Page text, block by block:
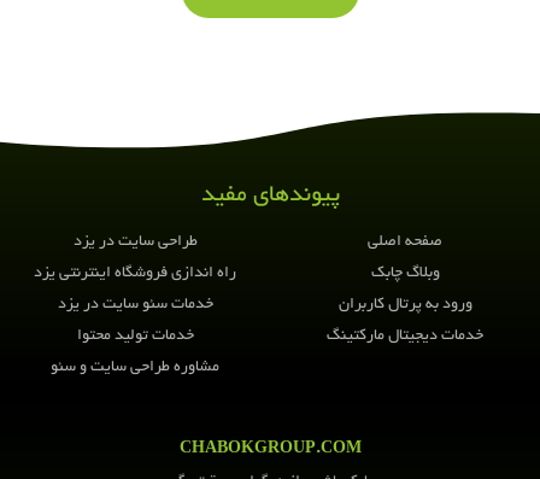
پیوندهای مفید
صفحه اصلی
وبلاگ چابک
ورود به پرتال کاربران
خدمات دیجیتال مارکتینگ
طراحی سایت در یزد
راه اندازی فروشگاه اینترنتی یزد
خدمات سئو سایت در یزد
خدمات تولید محتوا
مشاوره طراحی سایت و سئو
CHABOKGROUP.COM